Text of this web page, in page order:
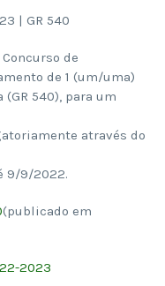
| GR 540
de
de 1 (um/uma)
540), para um
através do
9/9/2022.
(publicado em
2023